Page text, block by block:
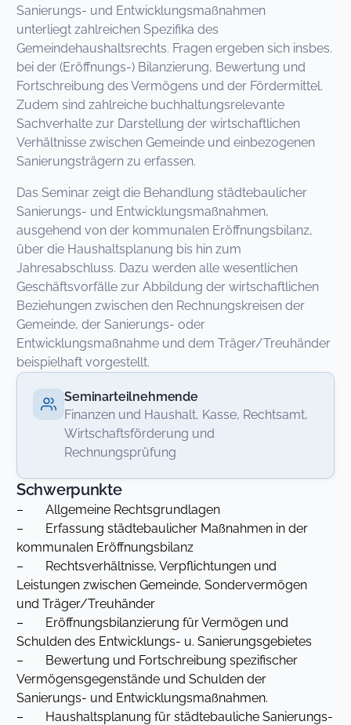
Sanierungs- und Entwicklungsmaßnahmen
unterliegt zahlreichen Spezifika des
Gemeindehaushaltsrechts. Fragen ergeben sich insbes.
bei der (Eröffnungs-) Bilanzierung, Bewertung und
Fortschreibung des Vermögens und der Fördermittel.
Zudem sind zahlreiche buchhaltungsrelevante
Sachverhalte zur Darstellung der wirtschaftlichen
Verhältnisse zwischen Gemeinde und einbezogenen
Sanierungsträgern zu erfassen.
Das Seminar zeigt die Behandlung städtebaulicher
Sanierungs- und Entwicklungsmaßnahmen,
ausgehend von der kommunalen Eröffnungsbilanz,
über die Haushaltsplanung bis hin zum
Jahresabschluss. Dazu werden alle wesentlichen
Geschäftsvorfälle zur Abbildung der wirtschaftlichen
Beziehungen zwischen den Rechnungskreisen der
Gemeinde, der Sanierungs- oder
Entwicklungsmaßnahme und dem Träger/Treuhänder
beispielhaft vorgestellt.
Seminarteilnehmende
Finanzen und Haushalt, Kasse, Rechtsamt,
Wirtschaftsförderung und
Rechnungsprüfung
Schwerpunkte
– Allgemeine Rechtsgrundlagen
– Erfassung städtebaulicher Maßnahmen in der
kommunalen Eröffnungsbilanz
– Rechtsverhältnisse, Verpflichtungen und
Leistungen zwischen Gemeinde, Sondervermögen
und Träger/Treuhänder
– Eröffnungsbilanzierung für Vermögen und
Schulden des Entwicklungs- u. Sanierungsgebietes
– Bewertung und Fortschreibung spezifischer
Vermögensgegenstände und Schulden der
Sanierungs- und Entwicklungsmaßnahmen.
– Haushaltsplanung für städtebauliche Sanierungs-